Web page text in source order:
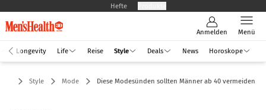
Hefte
Anmelden Menü
Longevity Life Reise Style Deals News Horoskope
Style Mode Diese Modesünden sollten Männer ab 40 vermeiden